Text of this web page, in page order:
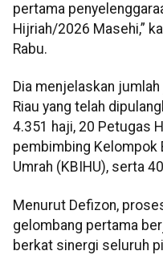
pertama
Hijriah/2026 Masehi,”
Rabu.
Dia menjelaskan
Riau yang telah
4.351 haji, 20 Petugas
pembimbing Kelompok
Umrah (KBIHU), serta
Menurut Defizon,
gelombang pertama
berkat sinergi seluruh